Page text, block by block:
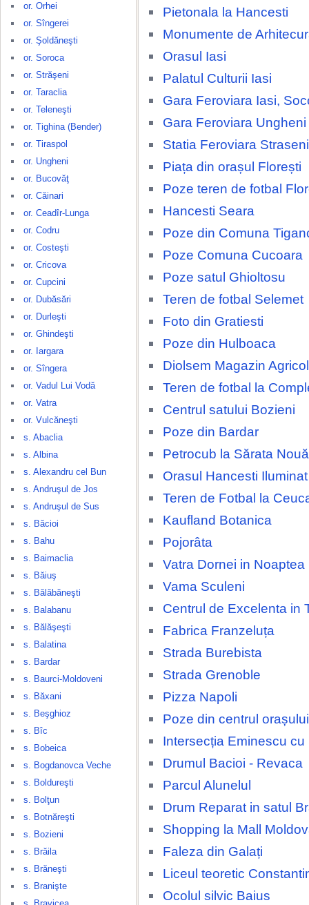
or. Orhei
or. Sîngerei
or. Şoldăneşti
or. Soroca
or. Străşeni
or. Taraclia
or. Teleneşti
or. Tighina (Bender)
or. Tiraspol
or. Ungheni
or. Bucovăţ
or. Căinari
or. Ceadîr-Lunga
or. Codru
or. Costeşti
or. Cricova
or. Cupcini
or. Dubăsări
or. Durleşti
or. Ghindeşti
or. Iargara
or. Sîngera
or. Vadul Lui Vodă
or. Vatra
or. Vulcăneşti
s. Abaclia
s. Albina
s. Alexandru cel Bun
s. Andruşul de Jos
s. Andruşul de Sus
s. Băcioi
s. Bahu
s. Baimaclia
s. Băiuş
s. Bălăbăneşti
s. Balabanu
s. Bălăşeşti
s. Balatina
s. Bardar
s. Baurci-Moldoveni
s. Băxani
s. Beşghioz
s. Bîc
s. Bobeica
s. Bogdanovca Veche
s. Boldureşti
s. Bolţun
s. Botnăreşti
s. Bozieni
s. Brăila
s. Brăneşti
s. Branişte
Pietonala la Hancesti
Monumente de
Orasul Iasi
Palatul Culturii Iasi
Gara Feroviara Iasi,
Gara Feroviara Ungheni
Statia Feroviara Straseni
Piața din orașul Florești
Poze teren de fotbal
Hancesti Seara
Poze din Comuna
Poze Comuna Cucoara
Poze satul Ghioltosu
Teren de fotbal Selemet
Foto din Gratiesti
Poze din Hulboaca
Diolsem Magazin Agricol
Teren de fotbal la
Centrul satului Bozieni
Poze din Bardar
Petrocub la Sărata Nouă
Orasul Hancesti
Teren de Fotbal la
Kaufland Botanica
Pojorâta
Vatra Dornei in Noaptea
Vama Sculeni
Centrul de Excelenta in
Fabrica Franzeluța
Strada Burebista
Strada Grenoble
Pizza Napoli
Poze din centrul
Intersecția Eminescu cu
Drumul Bacioi - Revaca
Parcul Alunelul
Drum Reparat in satul
Shopping la Mall
Faleza din Galați
Liceul teoretic
Ocolul silvic Baius